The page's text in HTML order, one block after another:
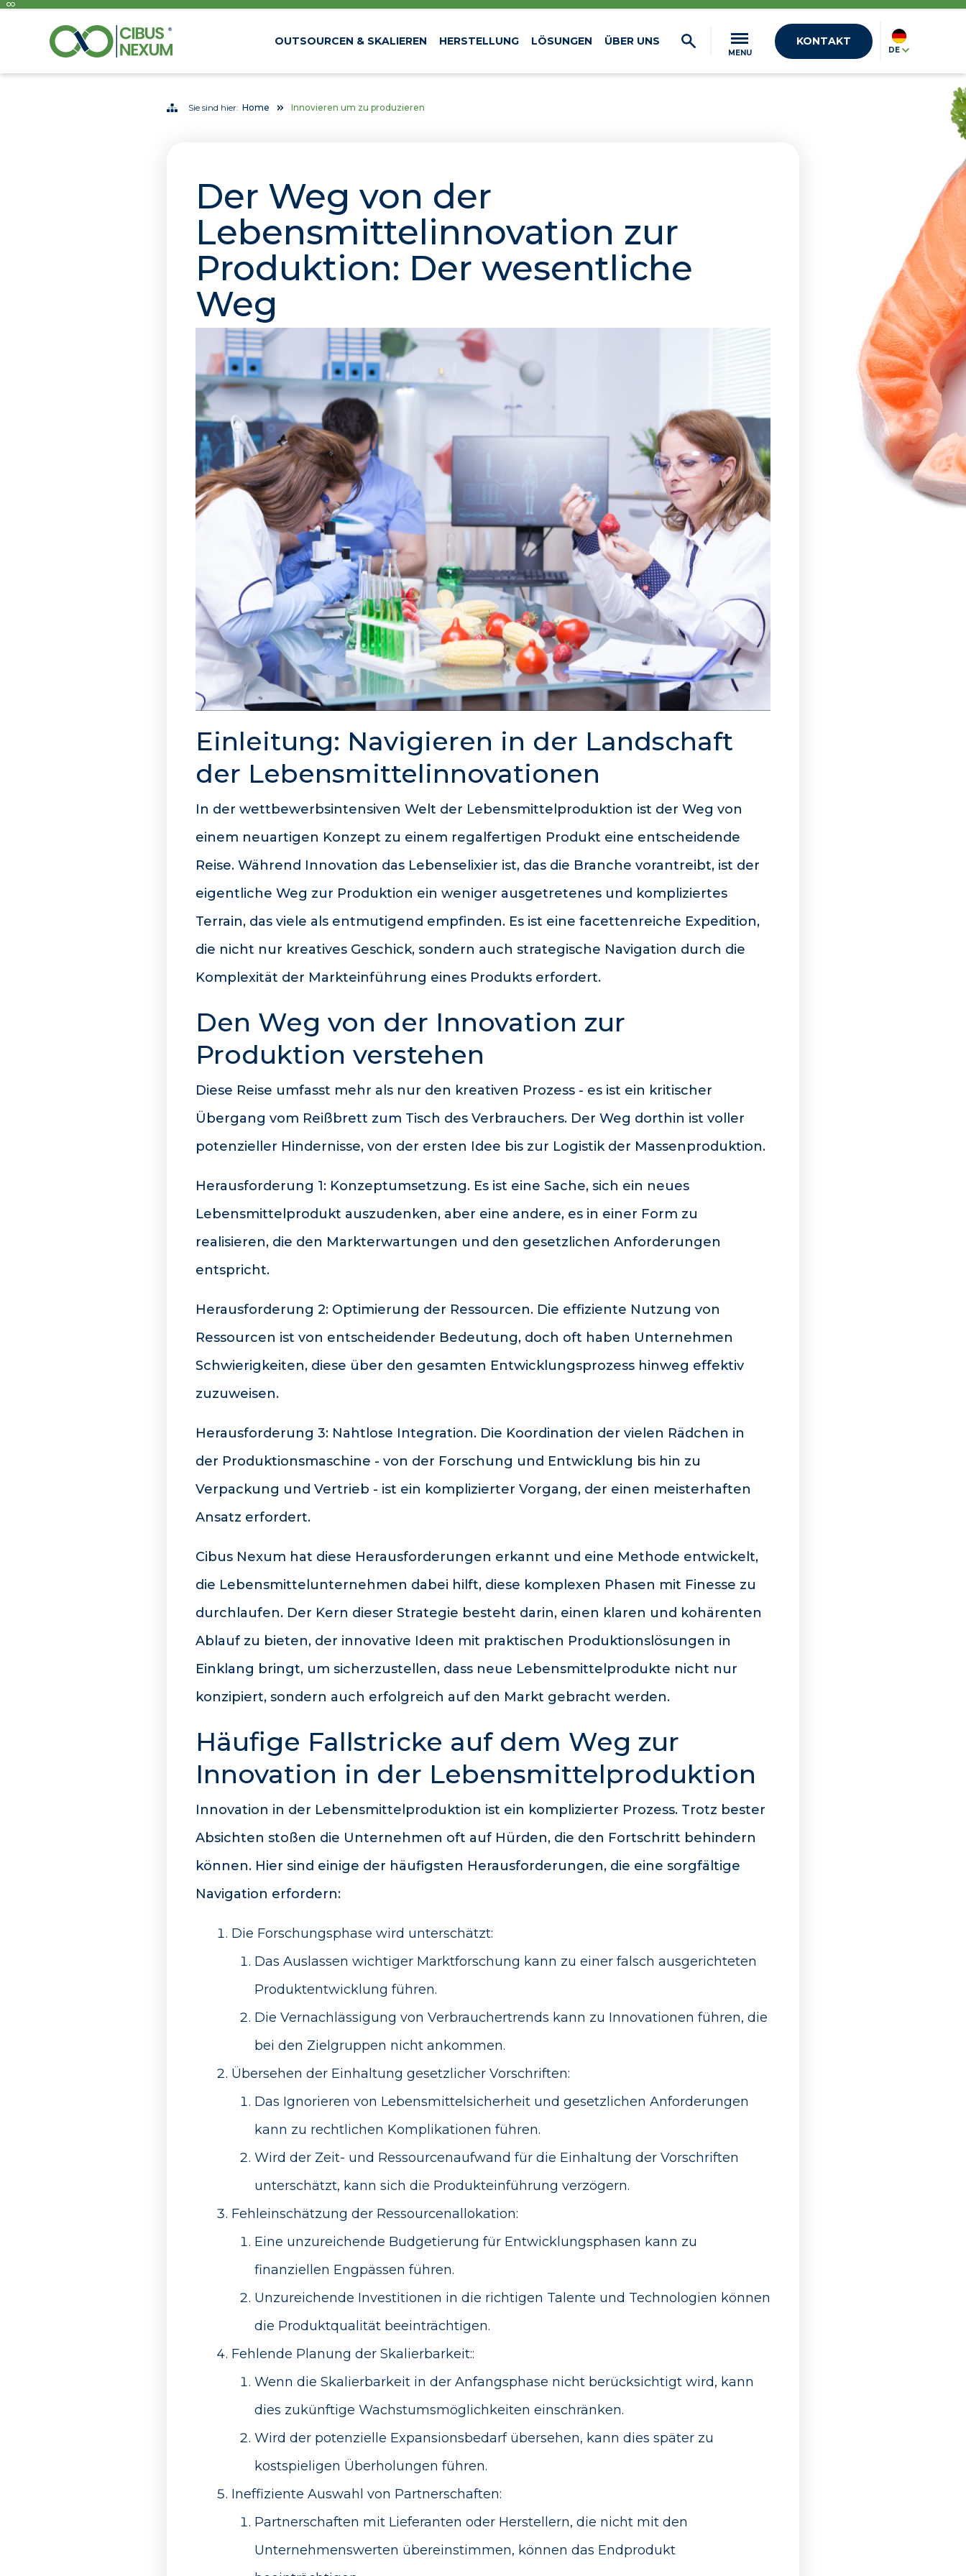
OUTSOURCEN & SKALIEREN HERSTELLUNG LÖSUNGEN ÜBER UNS
MENU
KONTAKT
DE
Sie sind hier: Home Innovieren um zu produzieren
Der Weg von der
Lebensmittelinnovation zur
Produktion: Der wesentliche
Weg
Einleitung: Navigieren in der Landschaft
der Lebensmittelinnovationen
In der wettbewerbsintensiven Welt der Lebensmittelproduktion ist der Weg von
einem neuartigen Konzept zu einem regalfertigen Produkt eine entscheidende
Reise. Während Innovation das Lebenselixier ist, das die Branche vorantreibt, ist der
eigentliche Weg zur Produktion ein weniger ausgetretenes und kompliziertes
Terrain, das viele als entmutigend empfinden. Es ist eine facettenreiche Expedition,
die nicht nur kreatives Geschick, sondern auch strategische Navigation durch die
Komplexität der Markteinführung eines Produkts erfordert.
Den Weg von der Innovation zur
Produktion verstehen
Diese Reise umfasst mehr als nur den kreativen Prozess - es ist ein kritischer
Übergang vom Reißbrett zum Tisch des Verbrauchers. Der Weg dorthin ist voller
potenzieller Hindernisse, von der ersten Idee bis zur Logistik der Massenproduktion.
Herausforderung 1: Konzeptumsetzung. Es ist eine Sache, sich ein neues
Lebensmittelprodukt auszudenken, aber eine andere, es in einer Form zu
realisieren, die den Markterwartungen und den gesetzlichen Anforderungen
entspricht.
Herausforderung 2: Optimierung der Ressourcen. Die effiziente Nutzung von
Ressourcen ist von entscheidender Bedeutung, doch oft haben Unternehmen
Schwierigkeiten, diese über den gesamten Entwicklungsprozess hinweg effektiv
zuzuweisen.
Herausforderung 3: Nahtlose Integration. Die Koordination der vielen Rädchen in
der Produktionsmaschine - von der Forschung und Entwicklung bis hin zu
Verpackung und Vertrieb - ist ein komplizierter Vorgang, der einen meisterhaften
Ansatz erfordert.
Cibus Nexum hat diese Herausforderungen erkannt und eine Methode entwickelt,
die Lebensmittelunternehmen dabei hilft, diese komplexen Phasen mit Finesse zu
durchlaufen. Der Kern dieser Strategie besteht darin, einen klaren und kohärenten
Ablauf zu bieten, der innovative Ideen mit praktischen Produktionslösungen in
Einklang bringt, um sicherzustellen, dass neue Lebensmittelprodukte nicht nur
konzipiert, sondern auch erfolgreich auf den Markt gebracht werden.
Häufige Fallstricke auf dem Weg zur
Innovation in der Lebensmittelproduktion
Innovation in der Lebensmittelproduktion ist ein komplizierter Prozess. Trotz bester
Absichten stoßen die Unternehmen oft auf Hürden, die den Fortschritt behindern
können. Hier sind einige der häufigsten Herausforderungen, die eine sorgfältige
Navigation erfordern:
Die Forschungsphase wird unterschätzt:
Das Auslassen wichtiger Marktforschung kann zu einer falsch ausgerichteten
Produktentwicklung führen.
Die Vernachlässigung von Verbrauchertrends kann zu Innovationen führen, die
bei den Zielgruppen nicht ankommen.
Übersehen der Einhaltung gesetzlicher Vorschriften:
Das Ignorieren von Lebensmittelsicherheit und gesetzlichen Anforderungen
kann zu rechtlichen Komplikationen führen.
Wird der Zeit- und Ressourcenaufwand für die Einhaltung der Vorschriften
unterschätzt, kann sich die Produkteinführung verzögern.
Fehleinschätzung der Ressourcenallokation:
Eine unzureichende Budgetierung für Entwicklungsphasen kann zu
finanziellen Engpässen führen.
Unzureichende Investitionen in die richtigen Talente und Technologien können
die Produktqualität beeinträchtigen.
Fehlende Planung der Skalierbarkeit::
Wenn die Skalierbarkeit in der Anfangsphase nicht berücksichtigt wird, kann
dies zukünftige Wachstumsmöglichkeiten einschränken.
Wird der potenzielle Expansionsbedarf übersehen, kann dies später zu
kostspieligen Überholungen führen.
Ineffiziente Auswahl von Partnerschaften:
Partnerschaften mit Lieferanten oder Herstellern, die nicht mit den
Unternehmenswerten übereinstimmen, können das Endprodukt